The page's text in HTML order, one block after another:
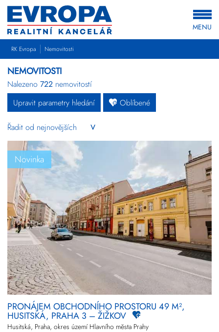
MENU
RK Evropa Nemovitosti
NEMOVITOSTI
Nalezeno 722 nemovitostí
Upravit parametry hledání
Oblíbené
Novinka
PRONÁJEM OBCHODNÍHO PROSTORU 49 M²,
HUSITSKÁ, PRAHA 3 – ŽIŽKOV
Husitská, Praha, okres území Hlavního města Prahy
Byty Domy Pozemky
Ostatní Developerské
projekty
Novinky Zlevněné
Pronájem
Kraj Vyberte kraje
Upřesnit
lokalitu